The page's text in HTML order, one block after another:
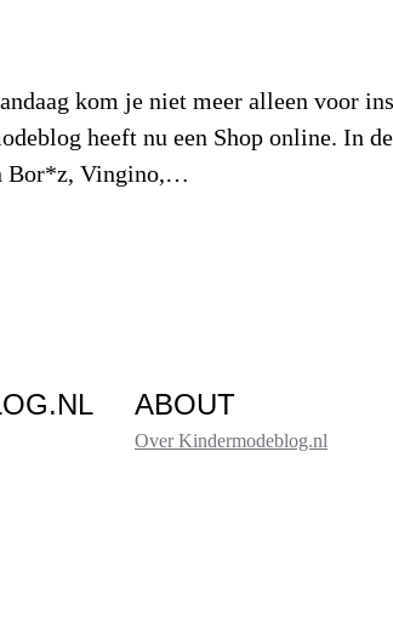
kom je niet meer alleen voor
heeft nu een Shop online. In
Bor*z, Vingino,…
ABOUT
Over Kindermodeblog.nl